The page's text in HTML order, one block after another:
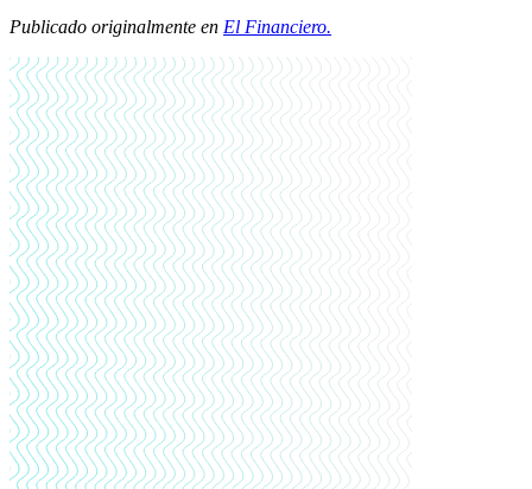
Publicado originalmente en El Financiero.